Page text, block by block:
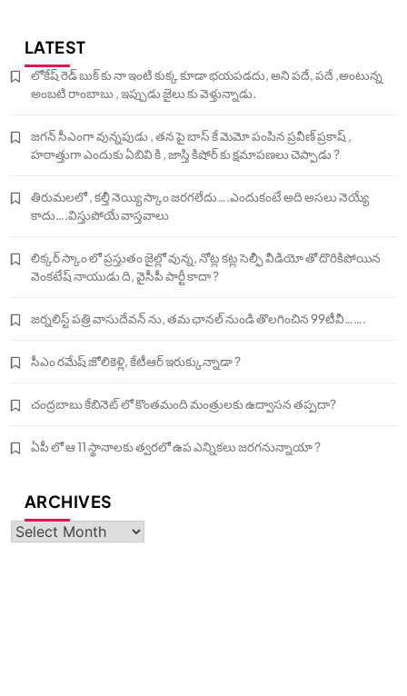
LATEST
లోకేష్ రెడ్ బుక్ కు నా ఇంటి కుక్క కూడా భయపడదు, అని పదే, పదే ,అంటున్న
అంబటి రాంబాబు , ఇప్పుడు జైలు కు వెళ్తున్నాడు.
జగన్ సీఎంగా వున్నపుడు , తన పై బాస్ కే మెమో పంపిన ప్రవీణ్ ప్రకాష్ ,
హఠాత్తుగా ఎందుకు ఏబివి కి , జాస్తి కిషోర్ కు క్షమాపణలు చెప్పాడు ?
తిరుమలలో , కల్తీ నెయ్యి స్కాం జరగలేదు….ఎందుకంటే అది అసలు నెయ్యే
కాదు….విస్తుపోయే వాస్తవాలు
లిక్కర్ స్కాం లో ప్రస్తుతం జైల్లో వున్న, నోట్ల కట్ల సెల్ఫీ వీడియో తో దొరికిపోయిన
వెంకటేష్ నాయుడు ది, వైసీపీ పార్టీ కాదా ?
జర్నలిస్ట్ పత్రి వాసుదేవన్ ను, తమ ఛానల్ నుండి తొలగించిన 99టీవీ…….
సీఎం రమేష్ జోలికెళ్లి, కేటీఆర్ ఇరుక్కున్నాడా ?
చంద్రబాబు కేబినెట్ లో కొంతమంది మంత్రులకు ఉద్వాసన తప్పదా?
ఏపీ లో ఆ 11 స్థానాలకు త్వరలో ఉప ఎన్నికలు జరగనున్నాయా ?
ARCHIVES
Archives